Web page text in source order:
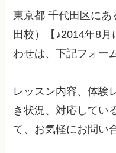
東京都 千代田区に
田校）【♪2014年8
わせは、下記フォー
レッスン内容、体験
き状況、対応してい
て、お気軽にお問い